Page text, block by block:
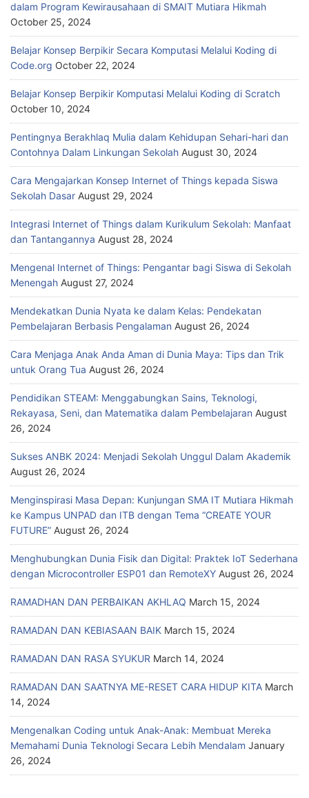
dalam Program Kewirausahaan di SMAIT Mutiara Hikmah
October 25, 2024
Belajar Konsep Berpikir Secara Komputasi Melalui Koding di
Code.org October 22, 2024
Belajar Konsep Berpikir Komputasi Melalui Koding di Scratch
October 10, 2024
Pentingnya Berakhlaq Mulia dalam Kehidupan Sehari-hari dan
Contohnya Dalam Linkungan Sekolah August 30, 2024
Cara Mengajarkan Konsep Internet of Things kepada Siswa
Sekolah Dasar August 29, 2024
Integrasi Internet of Things dalam Kurikulum Sekolah: Manfaat
dan Tantangannya August 28, 2024
Mengenal Internet of Things: Pengantar bagi Siswa di Sekolah
Menengah August 27, 2024
Mendekatkan Dunia Nyata ke dalam Kelas: Pendekatan
Pembelajaran Berbasis Pengalaman August 26, 2024
Cara Menjaga Anak Anda Aman di Dunia Maya: Tips dan Trik
untuk Orang Tua August 26, 2024
Pendidikan STEAM: Menggabungkan Sains, Teknologi,
Rekayasa, Seni, dan Matematika dalam Pembelajaran August
26, 2024
Sukses ANBK 2024: Menjadi Sekolah Unggul Dalam Akademik
August 26, 2024
Menginspirasi Masa Depan: Kunjungan SMA IT Mutiara Hikmah
ke Kampus UNPAD dan ITB dengan Tema “CREATE YOUR
FUTURE” August 26, 2024
Menghubungkan Dunia Fisik dan Digital: Praktek IoT Sederhana
dengan Microcontroller ESP01 dan RemoteXY August 26, 2024
RAMADHAN DAN PERBAIKAN AKHLAQ March 15, 2024
RAMADAN DAN KEBIASAAN BAIK March 15, 2024
RAMADAN DAN RASA SYUKUR March 14, 2024
RAMADAN DAN SAATNYA ME-RESET CARA HIDUP KITA March
14, 2024
Mengenalkan Coding untuk Anak-Anak: Membuat Mereka
Memahami Dunia Teknologi Secara Lebih Mendalam January
26, 2024